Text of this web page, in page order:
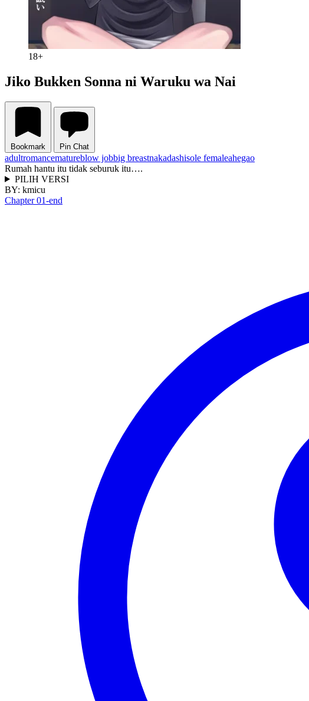
18+
Jiko Bukken Sonna ni Waruku wa Nai
Bookmark Pin Chat
adultromancematureblow jobbig breastnakadashisole femaleahegao
Rumah hantu itu tidak seburuk itu….
PILIH VERSI
BY: kmicu
Chapter 01-end